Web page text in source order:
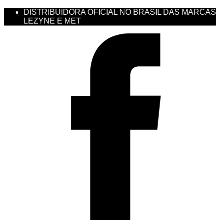
DISTRIBUIDORA OFICIAL NO BRASIL DAS MARCAS
LEZYNE E MET